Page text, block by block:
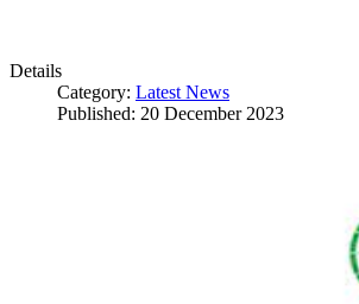
Details
Category: Latest News
Published: 20 December 2023